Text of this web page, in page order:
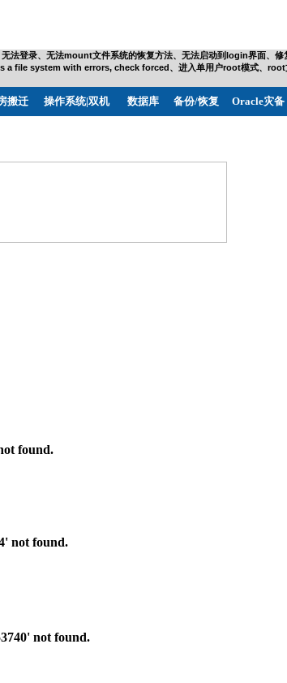
登录、无法mount文件系统的恢复方法、无法启动到login界面、
file system with errors, check forced、进入单用户root模式、
搬迁 操作系统|双机 数据库 备份/恢复 Oracle灾备
found.
not found.
not found.